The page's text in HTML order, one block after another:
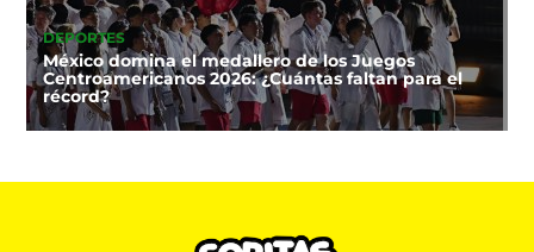
DEPORTES
México domina el medallero de los Juegos
Centroamericanos 2026: ¿Cuántas faltan para el
récord?